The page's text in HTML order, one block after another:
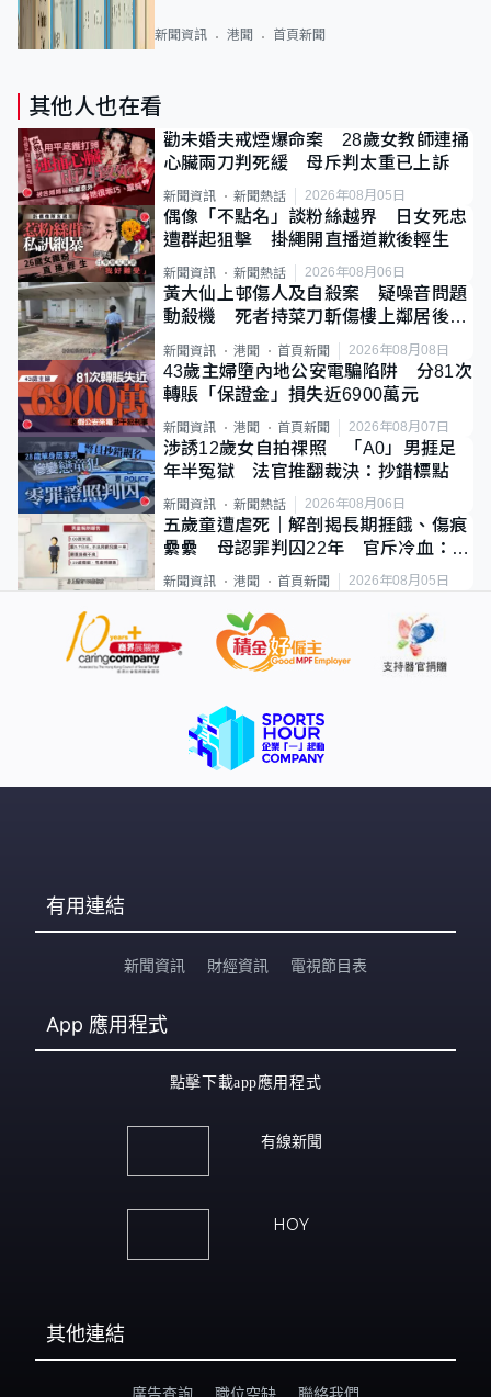
新聞資訊 港聞 首頁新聞
其他人也在看
勸未婚夫戒煙爆命案 28歲女教師連捅
心臟兩刀判死緩 母斥判太重已上訴
新聞資訊 新聞熱話 2026年08月05日
偶像「不點名」談粉絲越界 日女死忠
遭群起狙擊 掛繩開直播道歉後輕生
新聞資訊 新聞熱話 2026年08月06日
黃大仙上邨傷人及自殺案 疑噪音問題
動殺機 死者持菜刀斬傷樓上鄰居後墮
新聞資訊 港聞 首頁新聞 2026年08月08日
43歲主婦墮內地公安電騙陷阱 分81次
轉賬「保證金」損失近6900萬元
新聞資訊 港聞 首頁新聞 2026年08月07日
涉誘12歲女自拍祼照 「A0」男捱足
年半冤獄 法官推翻裁決：抄錯標點
新聞資訊 新聞熱話 2026年08月06日
五歲童遭虐死｜解剖揭長期捱餓、傷痕
纍纍 母認罪判囚22年 官斥冷血：同
類案最惡劣
新聞資訊 港聞 首頁新聞 2026年08月05日
有用連結
新聞資訊 財經資訊 電視節目表
App 應用程式
點擊下載app應用程式
有線新聞
HOY
其他連結